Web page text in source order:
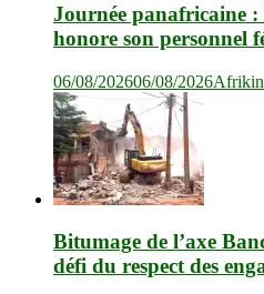
Journée panafricaine
honore son personnel
06/08/202606/08/2026
Bitumage de l’axe
défi du respect des